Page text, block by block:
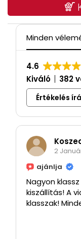
Minden
4.6
Kiváló
382
Értékelés
2
ajánlja
Nagyon
kiszállítás! A
klasszak!